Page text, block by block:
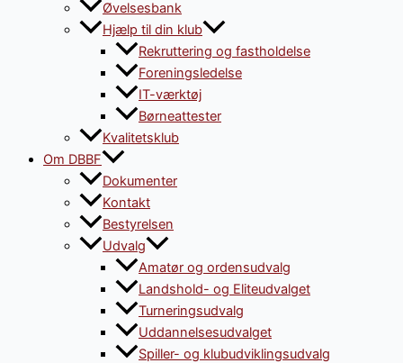
Øvelsesbank
Hjælp til din klub
Rekruttering og fastholdelse
Foreningsledelse
IT-værktøj
Børneattester
Kvalitetsklub
Om DBBF
Dokumenter
Kontakt
Bestyrelsen
Udvalg
Amatør og ordensudvalg
Landshold- og Eliteudvalget
Turneringsudvalg
Uddannelsesudvalget
Spiller- og klubudviklingsudvalg